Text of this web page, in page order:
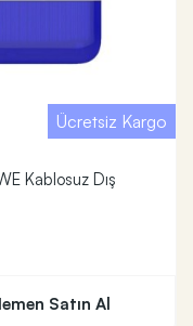
Ücretsiz Kargo
Kablosuz Dış
Satın Al